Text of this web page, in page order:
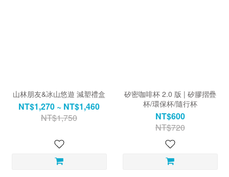
山林朋友&冰山悠遊 減塑禮盒
NT$1,270 ~ NT$1,460
NT$1,750
矽密咖啡杯 2.0 版 | 矽膠摺疊
杯/環保杯/隨行杯
NT$600
NT$720